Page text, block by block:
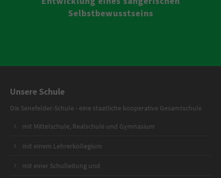
Selbstbewusstseins
Unsere Schule
Die Senefelder-Schule - eine staatliche kooperative Gesamtschule
mit Mittelschule, Realschule und Gymnasium
mit einem Lehrerkollegium
mit einer Schulleitung und